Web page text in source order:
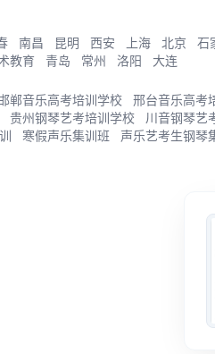
南昌 昆明 西安 上海 北京 石
教育 青岛 常州 洛阳 大连
郸音乐高考培训学校 邢台音乐高考
贵州钢琴艺考培训学校 川音钢琴艺
寒假声乐集训班 声乐艺考生钢琴